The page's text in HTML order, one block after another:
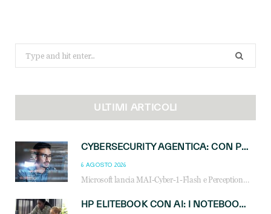
for:
ULTIMI ARTICOLI
CYBERSECURITY AGENTICA: CON PERCEPTION E MAI-CYBER-1-FLASH MICROSOFT APRE NUOVI SERVIZI PER IL CANALE
6 AGOSTO 2026
Microsoft lancia MAI-Cyber-1-Flash e Perception: cybersecurity agentica in preview dal 3 novembre. Cosa cambia per MSP, system integrator e reseller.
HP ELITEBOOK CON AI: I NOTEBOOK BUSINESS INTELLIGENTI CHE TRASFORMANO PRODUTTIVITÀ, SICUREZZA E LAVORO IBRIDO